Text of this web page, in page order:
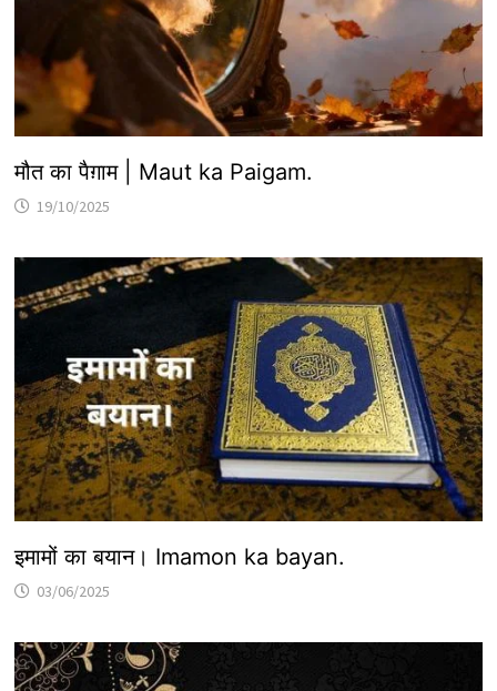
मौत का पैग़ाम | Maut ka Paigam.
19/10/2025
इमामों का बयान। Imamon ka bayan.
03/06/2025